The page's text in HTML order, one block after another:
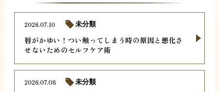
唇がかゆい！つい触ってしまう時の原因と悪化さ
せないためのセルフケア術
2026.07.10 未分類
2026.07.08 未分類